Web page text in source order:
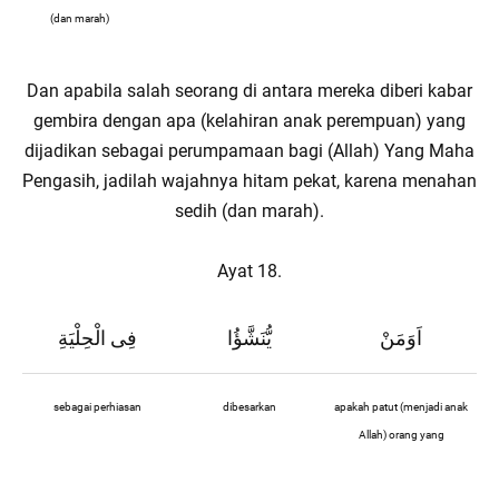
(dan marah)
Dan apabila salah seorang di antara mereka diberi kabar
gembira dengan apa (kelahiran anak perempuan) yang
dijadikan sebagai perumpamaan bagi (Allah) Yang Maha
Pengasih, jadilah wajahnya hitam pekat, karena menahan
sedih (dan marah).
Ayat 18.
فِى الْحِلْيَةِ يُّنَشَّؤُا اَوَمَنْ
sebagai perhiasan dibesarkan apakah patut (menjadi anak
Allah) orang yang